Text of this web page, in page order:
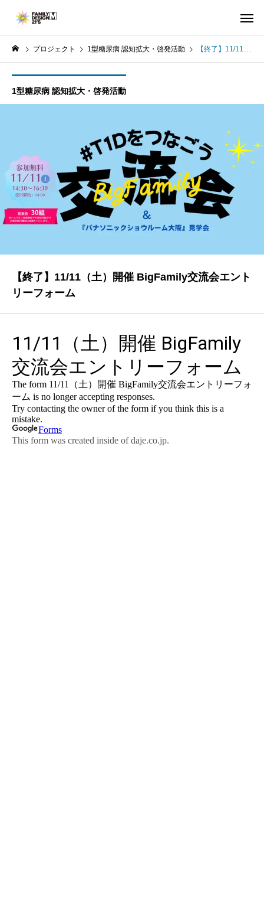
プロジェクト 1型糖尿病 認知拡大・啓発活動 【終了】11/11（土）開催 BigFamily交流会エントリーフォーム
1型糖尿病 認知拡大・啓発活動
【終了】11/11（土）開催 BigFamily交流会エント
リーフォーム